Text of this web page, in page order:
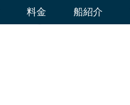
料金 船紹介